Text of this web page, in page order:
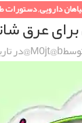
دارویی,دستورات
عرق
M0jt@b@ در